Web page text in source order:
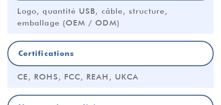
Logo, quantité USB, câble, structure,
emballage (OEM / ODM)
Certifications
CE, ROHS, FCC, REAH, UKCA